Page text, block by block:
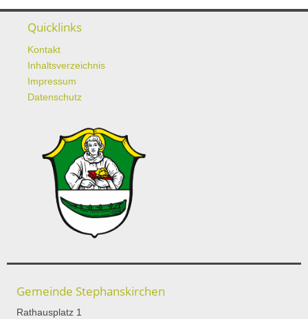
Quicklinks
Kontakt
Inhaltsverzeichnis
Impressum
Datenschutz
Gemeinde Stephanskirchen
Rathausplatz 1